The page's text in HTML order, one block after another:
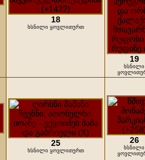
18
ხსნილი ყოვლითურთ
19
ხსნილი
25
ხსნილი ყოვლითურთ
26
ხსნილი